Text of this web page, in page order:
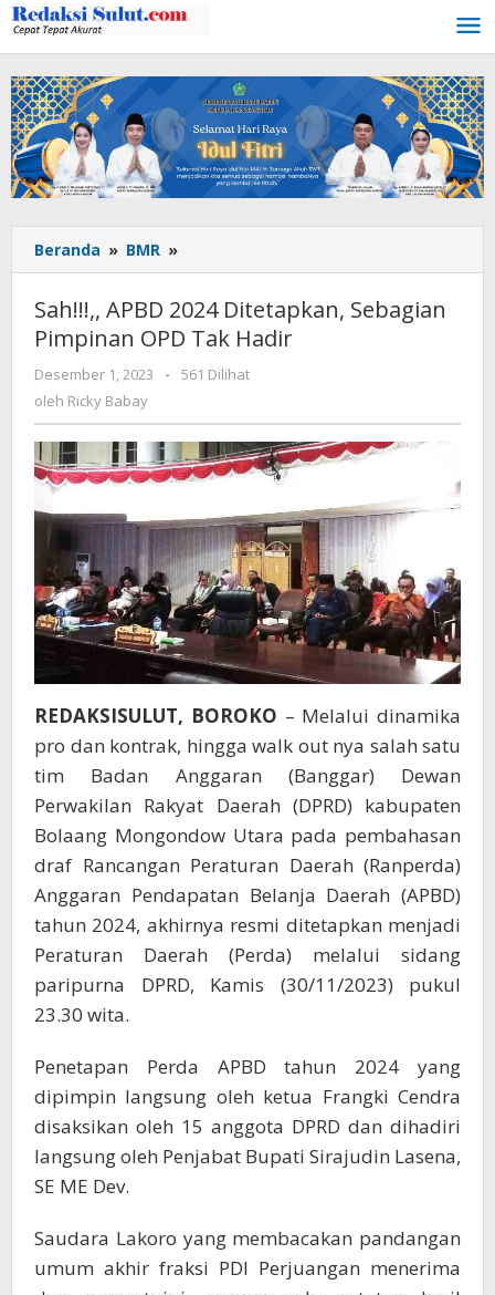
Lewati
ke
konten
Beranda » BMR »
APBD
Ditetapkan,
Sebagian
Pimpinan
Sah!!!,, APBD 2024 Ditetapkan, Sebagian
Pimpinan OPD Tak Hadir
Desember 1, 2023
oleh
-
561 Dilihat
oleh Ricky Babay
REDAKSISULUT, BOROKO – Melalui dinamika
pro dan kontrak, hingga walk out nya salah satu
tim Badan Anggaran (Banggar) Dewan
Perwakilan Rakyat Daerah (DPRD) kabupaten
Bolaang Mongondow Utara pada pembahasan
draf Rancangan Peraturan Daerah (Ranperda)
Anggaran Pendapatan Belanja Daerah (APBD)
tahun 2024, akhirnya resmi ditetapkan menjadi
Peraturan Daerah (Perda) melalui sidang
paripurna DPRD, Kamis (30/11/2023) pukul
23.30 wita.
Penetapan Perda APBD tahun 2024 yang
dipimpin langsung oleh ketua Frangki Cendra
disaksikan oleh 15 anggota DPRD dan dihadiri
langsung oleh Penjabat Bupati Sirajudin Lasena,
SE ME Dev.
Saudara Lakoro yang membacakan pandangan
umum akhir fraksi PDI Perjuangan menerima